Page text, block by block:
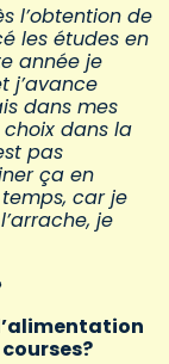
l’obtention de
les études en
année je
j’avance
dans mes
choix dans la
pas
ça en
car je
je